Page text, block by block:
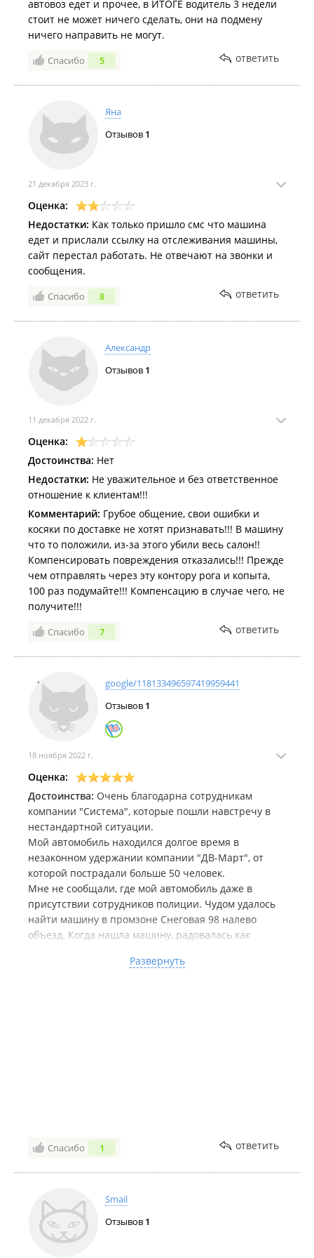
автовоз едет и прочее, в ИТОГЕ водитель 3 недели
стоит не может ничего сделать, они на подмену
ничего направить не могут.
Спасибо 5 ответить
Яна
Отзывов 1
21 декабря 2023 г.
Оценка:
Недостатки: Как только пришло смс что машина
едет и прислали ссылку на отслеживания машины,
сайт перестал работать. Не отвечают на звонки и
сообщения.
Спасибо 8 ответить
Александр
Отзывов 1
11 декабря 2022 г.
Оценка:
Достоинства: Нет
Недостатки: Не уважительное и без ответственное
отношение к клиентам!!!
Комментарий: Грубое общение, свои ошибки и
косяки по доставке не хотят признавать!!! В машину
что то положили, из-за этого убили весь салон!!
Компенсировать повреждения отказались!!! Прежде
чем отправлять через эту контору рога и копыта,
100 раз подумайте!!! Компенсацию в случае чего, не
получите!!!
Спасибо 7 ответить
google/118133496597419959441
Отзывов 1
18 ноября 2022 г.
Оценка:
Достоинства: Очень благодарна сотрудникам
компании "Система", которые пошли навстречу в
нестандартной ситуации.
Мой автомобиль находился долгое время в
незаконном удержании компании "ДВ-Март", от
которой пострадали больше 50 человек.
Мне не сообщали, где мой автомобиль даже в
присутствии сотрудников полиции. Чудом удалось
найти машину в промзоне Снеговая 98 налево
объезд. Когда нашла машину, радовалась как
телефона. Мне сообщили, что будет смс-
на оплату на сайте компании. Я внесла полную
стоимость доставки 140 000, поехала в Волгоград,
очень волновалась, переживала и молилась, чтобы
всё прошло гладко 🙏
Развернуть
Спасибо 1 ответить
Smail
Отзывов 1